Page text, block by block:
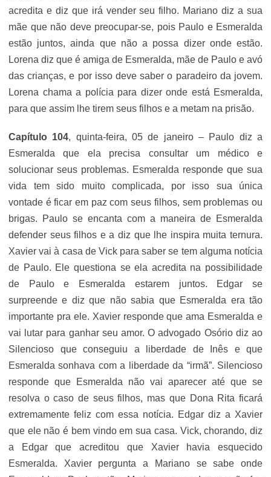
acredita e diz que irá vender seu filho. Mariano diz a sua
mãe que não deve preocupar-se, pois Paulo e Esmeralda
estão juntos, ainda que não a possa dizer onde estão.
Lorena diz que é amiga de Esmeralda, mãe de Paulo e avó
das crianças, e por isso deve saber o paradeiro da jovem.
Lorena chama a polícia para dizer onde está Esmeralda,
para que assim lhe tirem seus filhos e a metam na prisão.
Capítulo 104, quinta-feira, 05 de janeiro – Paulo diz a
Esmeralda que ela precisa consultar um médico e
solucionar seus problemas. Esmeralda responde que sua
vida tem sido muito complicada, por isso sua única
vontade é ficar em paz com seus filhos, sem problemas ou
brigas. Paulo se encanta com a maneira de Esmeralda
defender seus filhos e a diz que lhe inspira muita ternura.
Xavier vai à casa de Vick para saber se tem alguma notícia
de Paulo. Ele questiona se ela acredita na possibilidade
de Paulo e Esmeralda estarem juntos. Edgar se
surpreende e diz que não sabia que Esmeralda era tão
importante pra ele. Xavier responde que ama Esmeralda e
vai lutar para ganhar seu amor. O advogado Osório diz ao
Silencioso que conseguiu a liberdade de Inês e que
Esmeralda sonhava com a liberdade da “irmã”. Silencioso
responde que Esmeralda não vai aparecer até que se
resolva o caso de seus filhos, mas que Dona Rita ficará
extremamente feliz com essa notícia. Edgar diz a Xavier
que ele não é bem vindo em sua casa. Vick, chorando, diz
a Edgar que acreditou que Xavier havia esquecido
Esmeralda. Xavier pergunta a Mariano se sabe onde